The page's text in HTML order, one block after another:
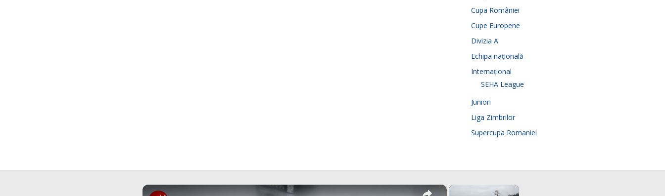
Cupa României
Cupe Europene
Divizia A
Echipa națională
Internațional
SEHA League
Juniori
Liga Zimbrilor
Supercupa Romaniei
×
×